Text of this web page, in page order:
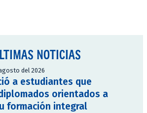
NOTICIAS
del 2026
a estudiantes que
orientados a
formación integral